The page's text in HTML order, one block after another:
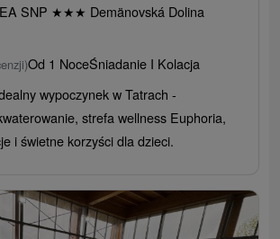
SNP ★★★ Demänovská Dolina
Od 1 NoceŚniadanie I Kolacja
wypoczynek w Tatrach -
strefa wellness Euphoria,
i świetne korzyści dla dzieci.